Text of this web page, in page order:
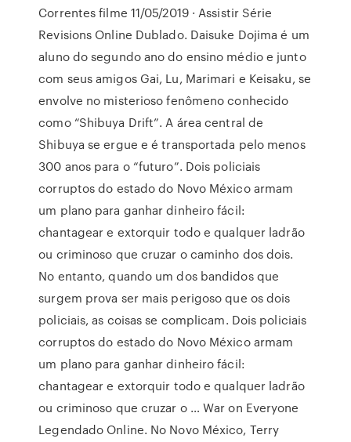
Correntes filme 11/05/2019 · Assistir Série
Revisions Online Dublado. Daisuke Dojima é um
aluno do segundo ano do ensino médio e junto
com seus amigos Gai, Lu, Marimari e Keisaku, se
envolve no misterioso fenômeno conhecido
como “Shibuya Drift”. A área central de
Shibuya se ergue e é transportada pelo menos
300 anos para o “futuro”. Dois policiais
corruptos do estado do Novo México armam
um plano para ganhar dinheiro fácil:
chantagear e extorquir todo e qualquer ladrão
ou criminoso que cruzar o caminho dos dois.
No entanto, quando um dos bandidos que
surgem prova ser mais perigoso que os dois
policiais, as coisas se complicam. Dois policiais
corruptos do estado do Novo México armam
um plano para ganhar dinheiro fácil:
chantagear e extorquir todo e qualquer ladrão
ou criminoso que cruzar o … War on Everyone
Legendado Online. No Novo México, Terry